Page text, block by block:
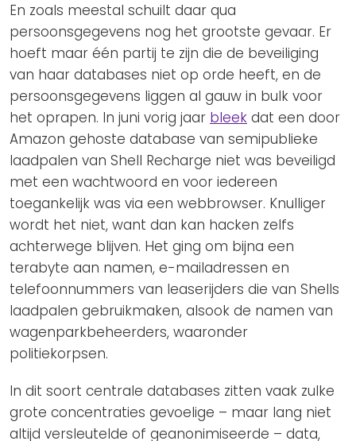
En zoals meestal schuilt daar qua
persoonsgegevens nog het grootste gevaar. Er
hoeft maar één partij te zijn die de beveiliging
van haar databases niet op orde heeft, en de
persoonsgegevens liggen al gauw in bulk voor
het oprapen. In juni vorig jaar bleek dat een door
Amazon gehoste database van semipublieke
laadpalen van Shell Recharge niet was beveiligd
met een wachtwoord en voor iedereen
toegankelijk was via een webbrowser. Knulliger
wordt het niet, want dan kan hacken zelfs
achterwege blijven. Het ging om bijna een
terabyte aan namen, e-mailadressen en
telefoonnummers van leaserijders die van Shells
laadpalen gebruikmaken, alsook de namen van
wagenparkbeheerders, waaronder
politiekorpsen.
In dit soort centrale databases zitten vaak zulke
grote concentraties gevoelige – maar lang niet
altijd versleutelde of geanonimiseerde – data,